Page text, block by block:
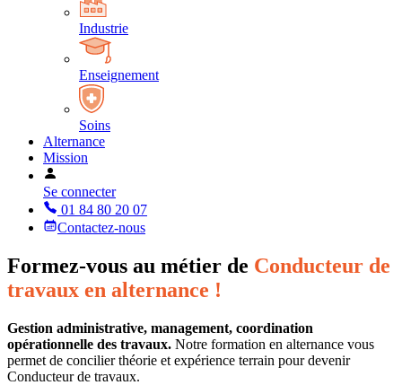
Industrie
Enseignement
Soins
Alternance
Mission
Se connecter
01 84 80 20 07
Contactez-nous
Formez-vous au métier de Conducteur de
travaux en alternance !
Gestion administrative, management, coordination
opérationnelle des travaux. Notre formation en alternance vous
permet de concilier théorie et expérience terrain pour devenir
Conducteur de travaux.